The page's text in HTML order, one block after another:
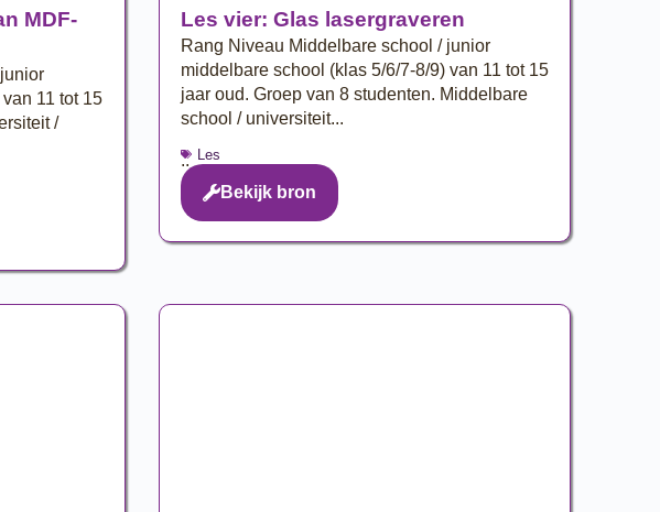
MDF-
11 tot 15
/
Les vier: Glas lasergraveren
Rang Niveau Middelbare school / junior
middelbare school (klas 5/6/7-8/9) van 11 tot 15
jaar oud. Groep van 8 studenten. Middelbare
school / universiteit...
.. Les
Bekijk bron